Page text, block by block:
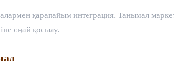
қарапайым интеграция. Танымал
оңай қосылу.